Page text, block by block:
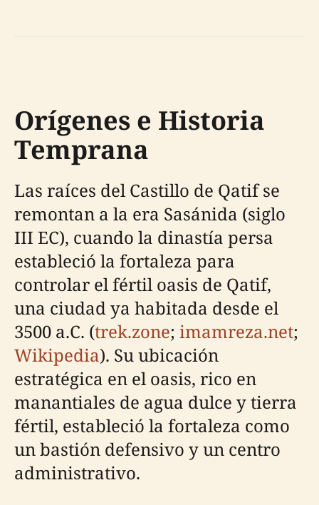
Orígenes e Historia
Temprana
Las raíces del Castillo de Qatif se
remontan a la era Sasánida (siglo
III EC), cuando la dinastía persa
estableció la fortaleza para
controlar el fértil oasis de Qatif,
una ciudad ya habitada desde el
3500 a.C. (trek.zone; imamreza.net;
Wikipedia). Su ubicación
estratégica en el oasis, rico en
manantiales de agua dulce y tierra
fértil, estableció la fortaleza como
un bastión defensivo y un centro
administrativo.